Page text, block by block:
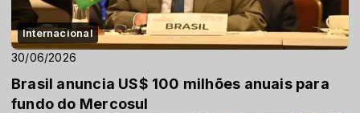
Internacional
30/06/2026
Brasil anuncia US$ 100 milhões anuais para
fundo do Mercosul